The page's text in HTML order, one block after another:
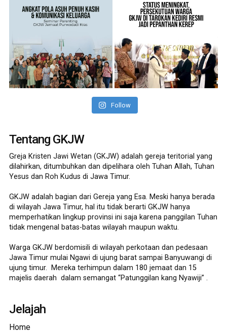
Follow
Tentang GKJW
Greja Kristen Jawi Wetan (GKJW) adalah gereja teritorial yang
dilahirkan, ditumbuhkan dan dipelihara oleh Tuhan Allah, Tuhan
Yesus dan Roh Kudus di Jawa Timur.
GKJW adalah bagian dari Gereja yang Esa. Meski hanya berada
di wilayah Jawa Timur, hal itu tidak berarti GKJW hanya
memperhatikan lingkup provinsi ini saja karena panggilan Tuhan
tidak mengenal batas-batas wilayah maupun waktu.
Warga GKJW berdomisili di wilayah perkotaan dan pedesaan
Jawa Timur mulai Ngawi di ujung barat sampai Banyuwangi di
ujung timur. Mereka terhimpun dalam 180 jemaat dan 15
majelis daerah dalam semangat “Patunggilan kang Nyawiji” .
Jelajah
Home